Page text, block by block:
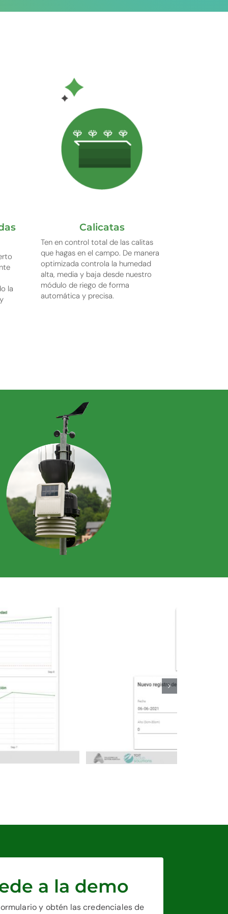
la
Calicatas
Ten en control total de las calitas
que hagas en el campo. De manera
optimizada controla la humedad
alta, media y baja desde nuestro
módulo de riego de forma
automática y precisa.
a la demo
y obtén las credenciales de